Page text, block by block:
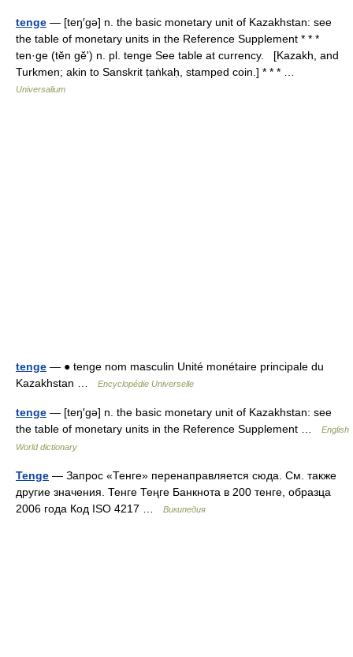
tenge — [teŋ′gə] n. the basic monetary unit of Kazakhstan: see
the table of monetary units in the Reference Supplement * * *
ten·ge (tĕn gĕʹ) n. pl. tenge See table at currency. [Kazakh, and
Turkmen; akin to Sanskrit ṭaṅkaḥ, stamped coin.] * * * …
Universalium
tenge — ● tenge nom masculin Unité monétaire principale du
Kazakhstan …
Encyclopédie Universelle
tenge — [teŋ′gə] n. the basic monetary unit of Kazakhstan: see
the table of monetary units in the Reference Supplement …
English
World dictionary
Tenge — Запрос «Тенге» перенаправляется сюда. Cм. также
другие значения. Тенге Теңге Банкнота в 200 тенге, образца
2006 года Код ISO 4217 …
Википедия